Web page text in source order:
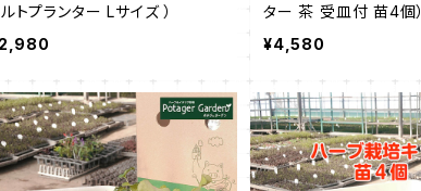
トプランター Lサイズ ）
ター 茶 受皿付 苗4個）
¥4,580